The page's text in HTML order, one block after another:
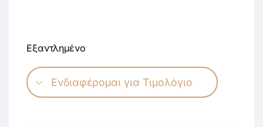
Εξαντλημένο
Ενδιαφέρομαι για Τιμολόγιο